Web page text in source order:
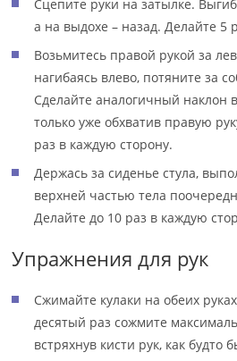
Сцепите руки на затылке.
а на выдохе – назад. Делайте 5
Возьмитесь правой рукой за
нагибаясь влево, потяните за
Сделайте аналогичный наклон
только уже обхватив правую
раз в каждую сторону.
Держась за сиденье стула,
верхней частью тела
Делайте до 10 раз в каждую
Упражнения для рук
Сжимайте кулаки на обеих
десятый раз сожмите
встряхнув кисти рук, как будто